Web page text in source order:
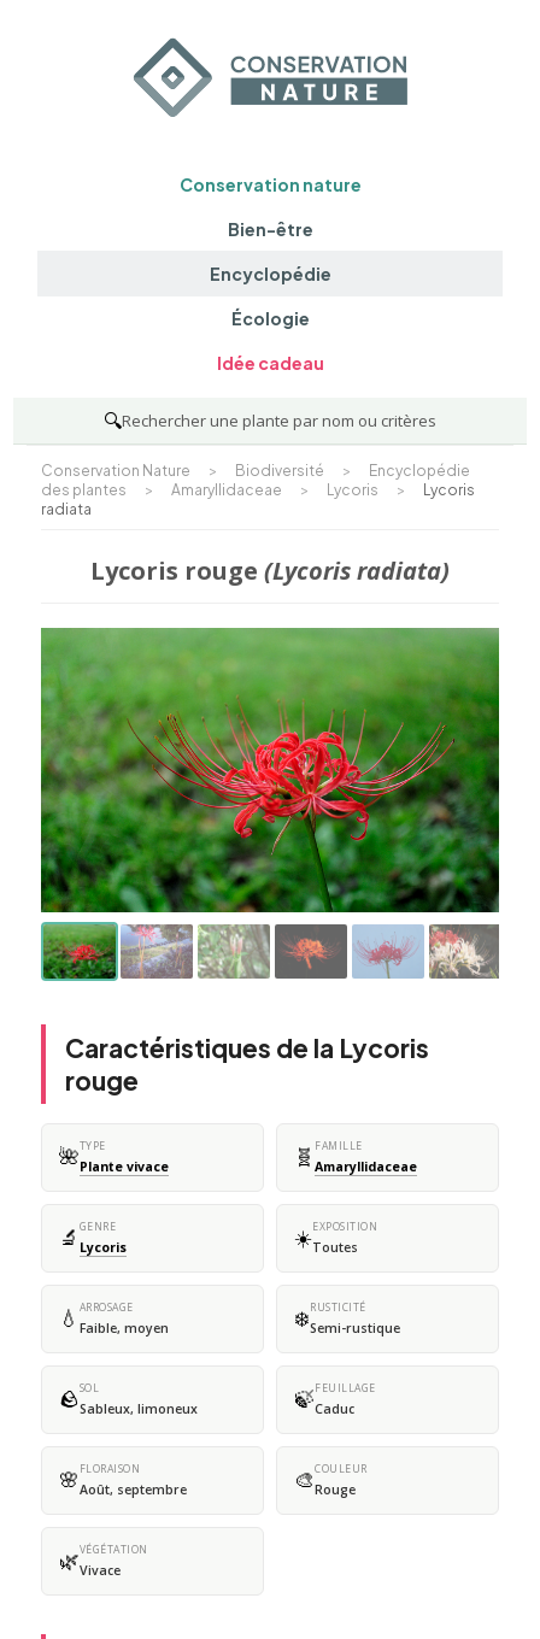
Conservation nature
Bien-être
Encyclopédie
Écologie
Idée cadeau
🔍Rechercher une plante par nom ou critères
Conservation Nature > Biodiversité >
Encyclopédie
des plantes
> Amaryllidaceae > Lycoris >
Lycoris
radiata
Lycoris rouge (Lycoris radiata)
Caractéristiques de la Lycoris
rouge
🌺TYPE
Plante vivace 🧬 FAMILLE
Amaryllidaceae
🔬 GENRE
Lycoris ☀️EXPOSITION
Toutes
💧 ARROSAGE
Faible, moyen ❄️RUSTICITÉ
Semi-rustique
🪨SOL
Sableux, limoneux 🍃FEUILLAGE
Caduc
🌸 FLORAISON
Août, septembre 🎨COULEUR
Rouge
🌿VÉGÉTATION
Vivace